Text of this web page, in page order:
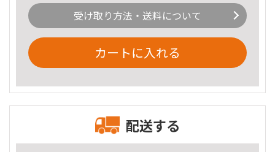
受け取り方法・送料について
カートに入れる
配送する